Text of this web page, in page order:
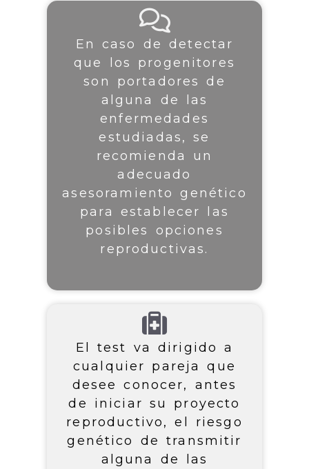
En caso de detectar
que los progenitores
son portadores de
alguna de las
enfermedades
estudiadas, se
recomienda un
adecuado
asesoramiento genético
para establecer las
posibles opciones
reproductivas.
El test va dirigido a
cualquier pareja que
desee conocer, antes
de iniciar su proyecto
reproductivo, el riesgo
genético de transmitir
alguna de las